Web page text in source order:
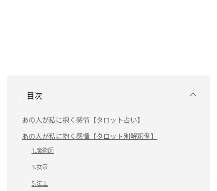
目次
あの人が私に抱く感情【タロット占い】
あの人が私に抱く感情【タロット別解釈例】
1.魔術師
3.女帝
5.法王